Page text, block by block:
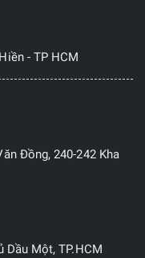
- TP HCM
Đồng, 240-242 Kha
Dầu Một, TP.HCM